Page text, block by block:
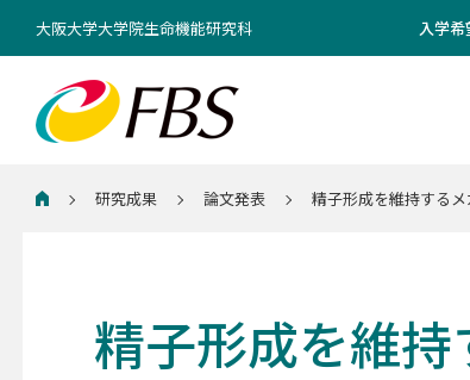
大阪大学大学院生命機能研究科 入学
ホーム 研究成果 論文発表 精子形成を維持する
精子形成を維